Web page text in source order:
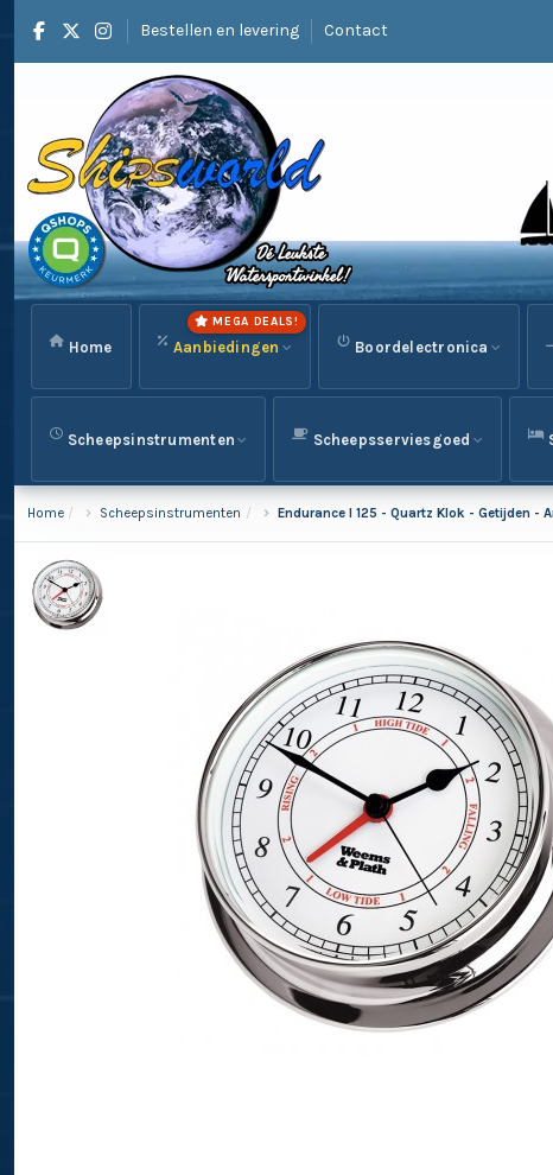
Bestellen en levering Contact
Home Aanbiedingen
MEGA DEALS!
Boordelectronica
Scheepsinstrumenten Scheepsserviesgoed
Home Scheepsinstrumenten Endurance I 125 - Quartz Klok - Getijden -